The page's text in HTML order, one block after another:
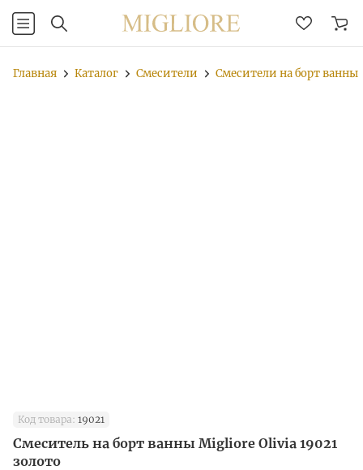
Главная Каталог Смесители Смесители на борт ванны
Код товара: 19021
Смеситель на борт ванны Migliore Olivia 19021
золото